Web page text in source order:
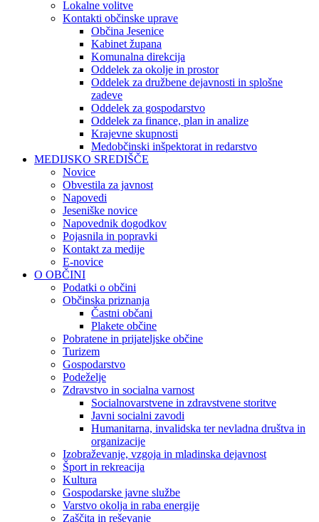
Lokalne volitve
Kontakti občinske uprave
Občina Jesenice
Kabinet župana
Komunalna direkcija
Oddelek za okolje in prostor
Oddelek za družbene dejavnosti in splošne
zadeve
Oddelek za gospodarstvo
Oddelek za finance, plan in analize
Krajevne skupnosti
Medobčinski inšpektorat in redarstvo
MEDIJSKO SREDIŠČE
Novice
Obvestila za javnost
Napovedi
Jeseniške novice
Napovednik dogodkov
Pojasnila in popravki
Kontakt za medije
E-novice
O OBČINI
Podatki o občini
Občinska priznanja
Častni občani
Plakete občine
Pobratene in prijateljske občine
Turizem
Gospodarstvo
Podeželje
Zdravstvo in socialna varnost
Socialnovarstvene in zdravstvene storitve
Javni socialni zavodi
Humanitarna, invalidska ter nevladna društva in
organizacije
Izobraževanje, vzgoja in mladinska dejavnost
Šport in rekreacija
Kultura
Gospodarske javne službe
Varstvo okolja in raba energije
Zaščita in reševanje